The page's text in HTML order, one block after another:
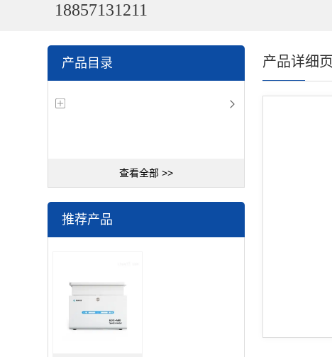
18857131211
产品目录
查看全部 >>
推荐产品
产品详细页